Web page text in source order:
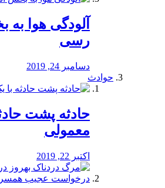
آلودگی هوا
رسی
دسامبر 24, 2019
حوادث
️حادثه پشت
معمولی
اکتبر 22, 2019